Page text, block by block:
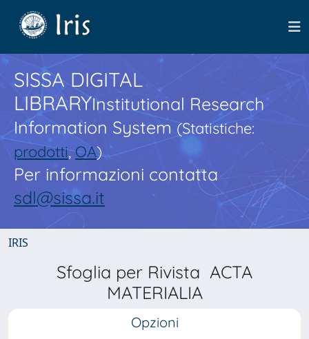
SISSA DIGITAL
LIBRARYInstitutional Research
Information System(Statistiche:
prodotti,OA)
Per informazioni contatta
sdl@sissa.it
IRIS
Sfoglia per Rivista ACTA
MATERIALIA
Opzioni